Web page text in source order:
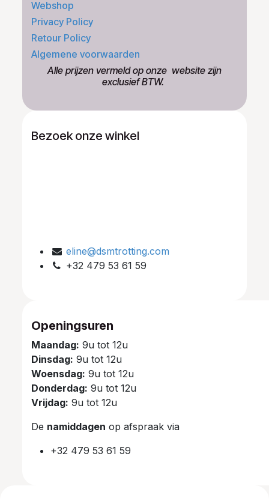
Webshop
Privacy Policy
Retour Policy
Algemene voorwaarden
​Alle prijzen vermeld op onze ​website zijn
exclusief BTW.
Bezoek onze winkel
eline@dsmtrotting.com
+32 479 53 61 59
Openingsuren
Maandag: 9u tot 12u
Dinsdag: 9u tot 12u
Woensdag: 9u tot 12u
Donderdag: 9u tot 12u
Vrijdag: 9u tot 12u
De namiddagen op afspraak via
+32 479 53 61 59